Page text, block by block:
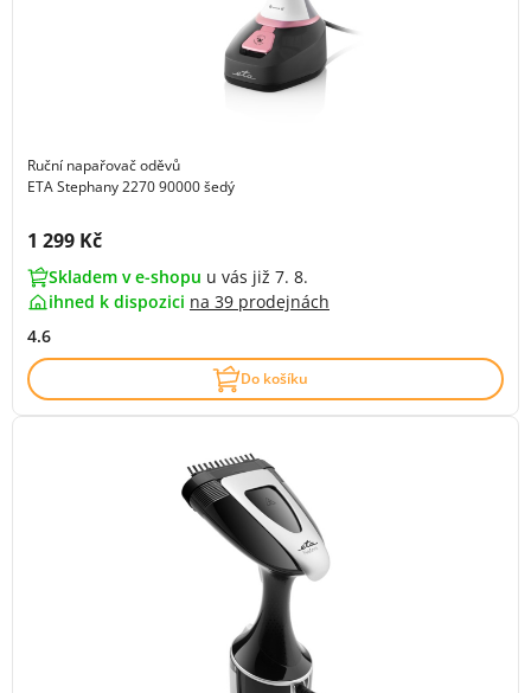
Ruční napařovač oděvů
ETA Stephany 2270 90000 šedý
Cena s DPH:
1 299 Kč
Skladem v e-shopu u vás již 7. 8.
ihned k dispozici na 39 prodejnách
4.6
Do košíku